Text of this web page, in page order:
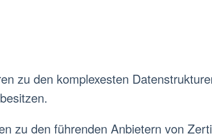
zu den komplexesten
zu den führenden Anbietern von